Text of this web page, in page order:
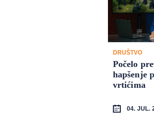
DRUŠTVO
Počelo
hapšenje
vrtićima
04. JUL.